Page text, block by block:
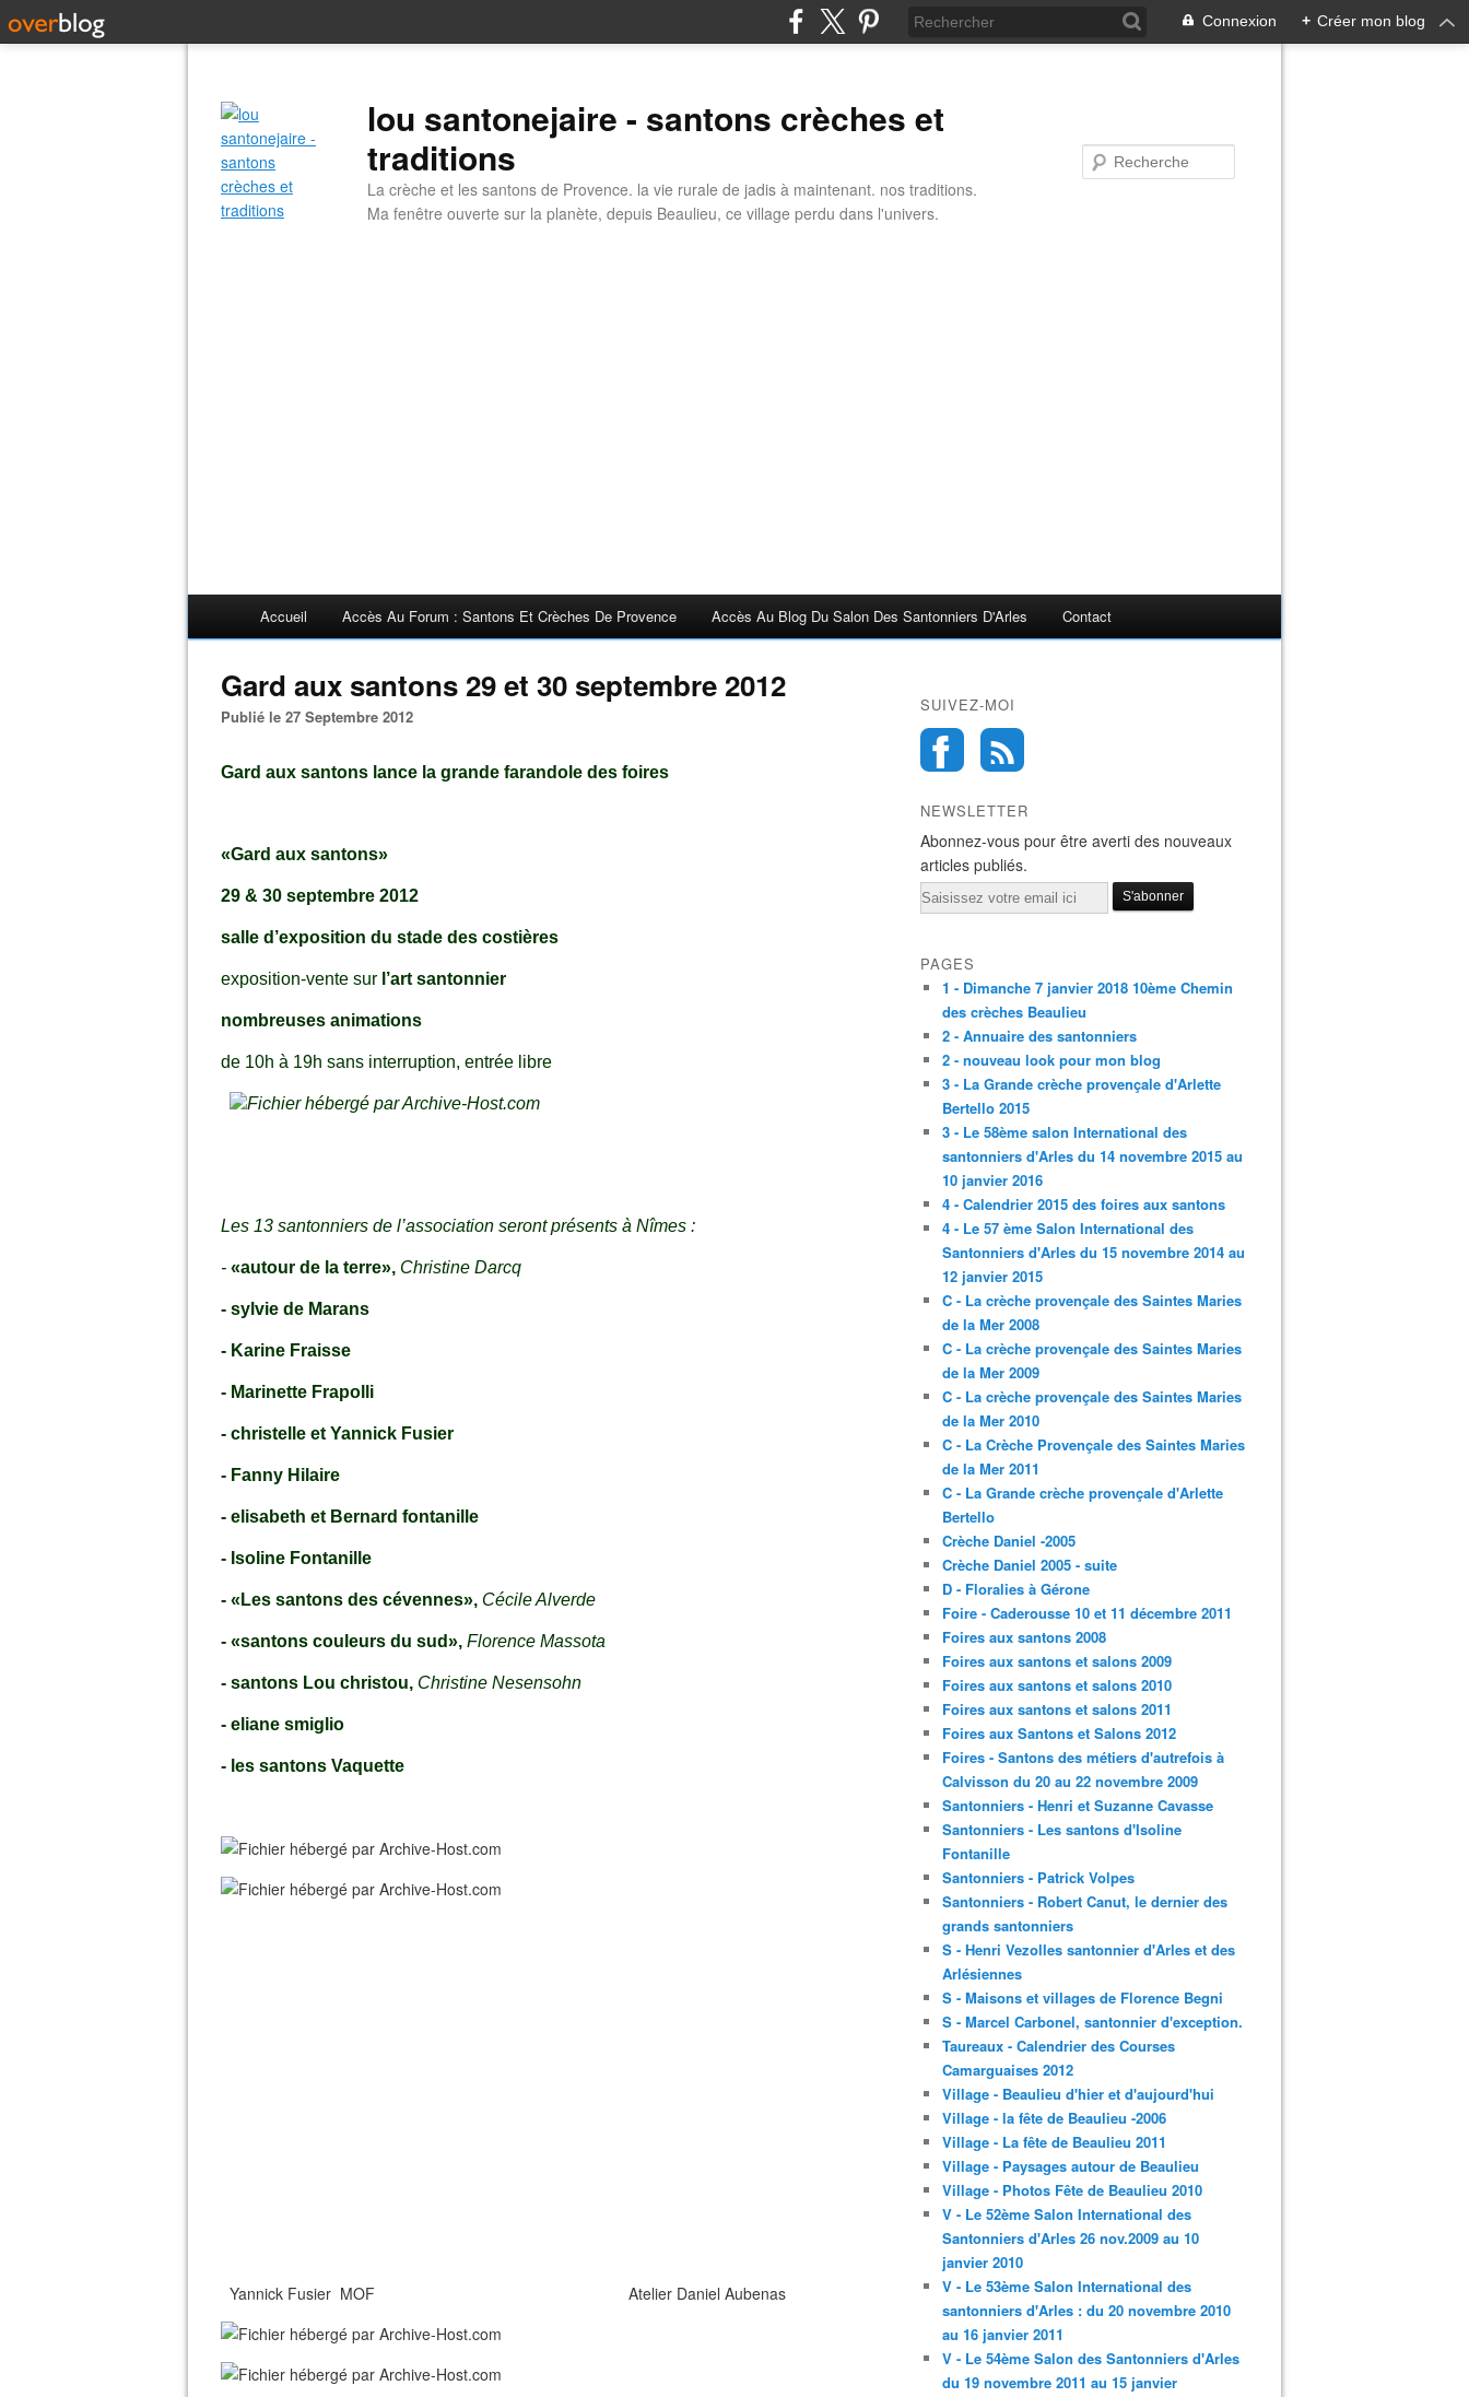
Connexion + Créer mon blog
lou santonejaire - santons crèches et
traditions
La crèche et les santons de Provence. la vie rurale de jadis à maintenant. nos traditions.
Ma fenêtre ouverte sur la planète, depuis Beaulieu, ce village perdu dans l'univers.
Accueil Accès Au Forum : Santons Et Crèches De Provence Accès Au Blog Du Salon Des Santonniers D'Arles Contact
Gard aux santons 29 et 30 septembre 2012
Publié le 27 Septembre 2012
Gard aux santons lance la grande farandole des foires
«Gard aux santons»
29 & 30 septembre 2012
salle d’exposition du stade des costières
exposition-vente sur l’art santonnier
nombreuses animations
de 10h à 19h sans interruption, entrée libre
Les 13 santonniers de l’association seront présents à Nîmes :
- «autour de la terre», Christine Darcq
- sylvie de Marans
- Karine Fraisse
- Marinette Frapolli
- christelle et Yannick Fusier
- Fanny Hilaire
- elisabeth et Bernard fontanille
- Isoline Fontanille
- «Les santons des cévennes», Cécile Alverde
- «santons couleurs du sud», Florence Massota
- santons Lou christou, Christine Nesensohn
- eliane smiglio
- les santons Vaquette
Yannick Fusier MOF Atelier Daniel Aubenas
SUIVEZ-MOI
NEWSLETTER
Abonnez-vous pour être averti des nouveaux
articles publiés.
Email
PAGES
1 - Dimanche 7 janvier 2018 10ème Chemin
des crèches Beaulieu
2 - Annuaire des santonniers
2 - nouveau look pour mon blog
3 - La Grande crèche provençale d'Arlette
Bertello 2015
3 - Le 58ème salon International des
santonniers d'Arles du 14 novembre 2015 au
10 janvier 2016
4 - Calendrier 2015 des foires aux santons
4 - Le 57 ème Salon International des
Santonniers d'Arles du 15 novembre 2014 au
12 janvier 2015
C - La crèche provençale des Saintes Maries
de la Mer 2008
C - La crèche provençale des Saintes Maries
de la Mer 2009
C - La crèche provençale des Saintes Maries
de la Mer 2010
C - La Crèche Provençale des Saintes Maries
de la Mer 2011
C - La Grande crèche provençale d'Arlette
Bertello
Crèche Daniel -2005
Crèche Daniel 2005 - suite
D - Floralies à Gérone
Foire - Caderousse 10 et 11 décembre 2011
Foires aux santons 2008
Foires aux santons et salons 2009
Foires aux santons et salons 2010
Foires aux santons et salons 2011
Foires aux Santons et Salons 2012
Foires - Santons des métiers d'autrefois à
Calvisson du 20 au 22 novembre 2009
Santonniers - Henri et Suzanne Cavasse
Santonniers - Les santons d'Isoline
Fontanille
Santonniers - Patrick Volpes
Santonniers - Robert Canut, le dernier des
grands santonniers
S - Henri Vezolles santonnier d'Arles et des
Arlésiennes
S - Maisons et villages de Florence Begni
S - Marcel Carbonel, santonnier d'exception.
Taureaux - Calendrier des Courses
Camarguaises 2012
Village - Beaulieu d'hier et d'aujourd'hui
Village - la fête de Beaulieu -2006
Village - La fête de Beaulieu 2011
Village - Paysages autour de Beaulieu
Village - Photos Fête de Beaulieu 2010
V - Le 52ème Salon International des
Santonniers d'Arles 26 nov.2009 au 10
janvier 2010
V - Le 53ème Salon International des
santonniers d'Arles : du 20 novembre 2010
au 16 janvier 2011
V - Le 54ème Salon des Santonniers d'Arles
du 19 novembre 2011 au 15 janvier